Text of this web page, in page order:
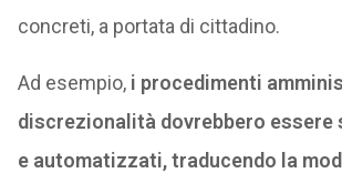
concreti, a portata di cittadino.
Ad esempio,i procedimenti
discrezionalità dovrebbero essere
e automatizzati, traducendo la